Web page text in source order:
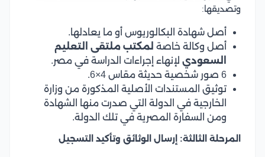
وتصديقها:
أصل شهادة البكالوريوس أو ما يعادلها.
أصل وكالة خاصة لمكتب ملتقى التعليم
السعودي لإنهاء إجراءات الدراسة في مصر.
6 صور شخصية حديثة مقاس 4×6.
توثيق المستندات الأصلية المذكورة من وزارة
الخارجية في الدولة التي صدرت منها الشهادة
ومن السفارة المصرية في تلك الدولة.
المرحلة الثالثة: إرسال الوثائق وتأكيد التسجيل